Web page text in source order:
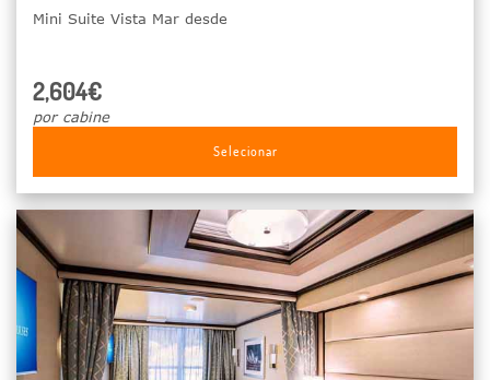
Mini Suite Vista Mar desde
2,604€
por cabine
Selecionar